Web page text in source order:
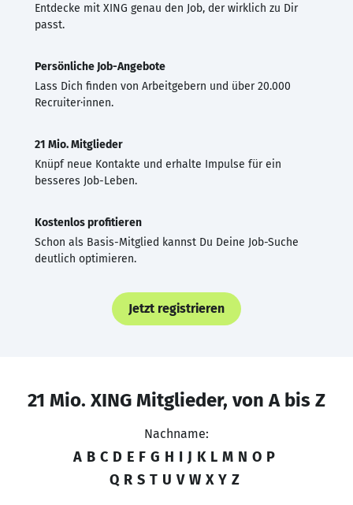
Entdecke mit XING genau den Job, der wirklich zu Dir
passt.
Persönliche Job-Angebote
Lass Dich finden von Arbeitgebern und über 20.000
Recruiter·innen.
21 Mio. Mitglieder
Knüpf neue Kontakte und erhalte Impulse für ein
besseres Job-Leben.
Kostenlos profitieren
Schon als Basis-Mitglied kannst Du Deine Job-Suche
deutlich optimieren.
Jetzt registrieren
21 Mio. XING Mitglieder, von A bis Z
Nachname:
A B C D E F G H I J K L M N O P
Q R S T U V W X Y Z